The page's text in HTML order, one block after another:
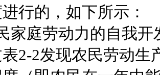
行的，如下所示：
家庭劳动力的自我开
2-2发现农民劳动生